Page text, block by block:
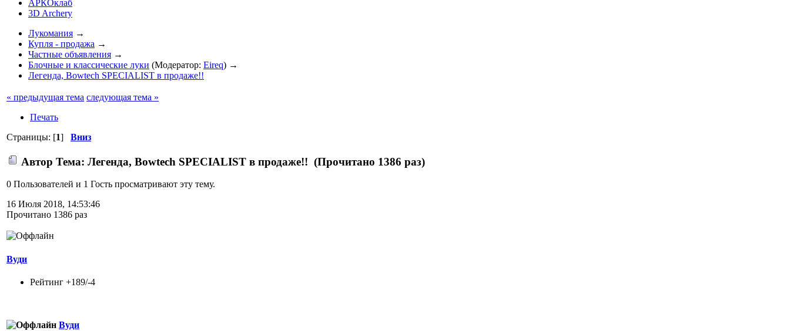
АРКОклаб
3D Archery
Лукомания →
Купля - продажа →
Частные объявления →
Блочные и классические луки (Модератор: Eireq) →
Легенда, Bowtech SPECIALIST в продаже!!
« предыдущая тема следующая тема »
Печать
Страницы: [1] Вниз
Автор Тема: Легенда, Bowtech SPECIALIST в продаже!! (Прочитано 1386 раз)
0 Пользователей и 1 Гость просматривают эту тему.
16 Июля 2018, 14:53:46
Прочитано 1386 раз
Вуди
Рейтинг +189/-4
Вуди